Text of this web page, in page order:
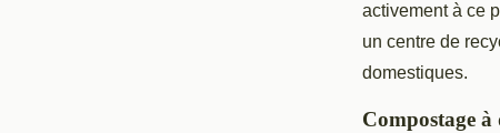
activement à ce
un centre de
domestiques.
Compostage à